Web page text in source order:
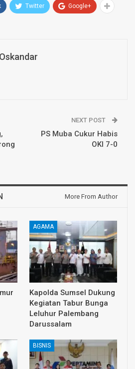
Twitter Google+
NEXT POST
PS Muba Cukur Habis
OKI 7-0
More From Author
AGAMA
Kapolda Sumsel Dukung
Kegiatan Tabur Bunga
Leluhur Palembang
Darussalam
BISNIS